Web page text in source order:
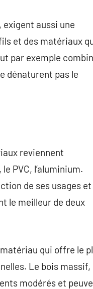
aussi une
et des matériaux
par exemple
dénaturent pas le
reviennent
PVC, l’aluminium.
de ses usages et
le meilleur de deux
qui offre le
Le bois massif,
modérés et